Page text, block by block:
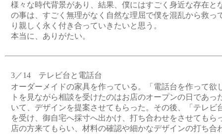
様々な時代背景があり、結果、僕にはすごく身近な存在と
の事は、すごく無理がなく自然な理屈で僕を混乱から救っ
り親しく永く付き合っていきたいと思う。
本当に、ありがたい。
3／14 テレビ台と電話台
オーダーメイドの家具を作っている。「電話台を作って欲
トを見ながら相談を受けたのはお店のオープンの日であっ
いて、デザインを提案させてもらった。その後、「テレビ
を受け、御自宅へ採寸へ出かけ、打ち合わせをさせてもら
店の方来てもらい、材料の確認や細かなデザインの打ち合